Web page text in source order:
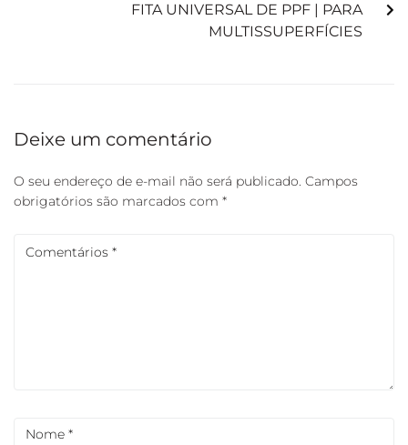
FITA UNIVERSAL DE PPF | PARA
MULTISSUPERFÍCIES
Deixe um comentário
O seu endereço de e-mail não será publicado. Campos
obrigatórios são marcados com *